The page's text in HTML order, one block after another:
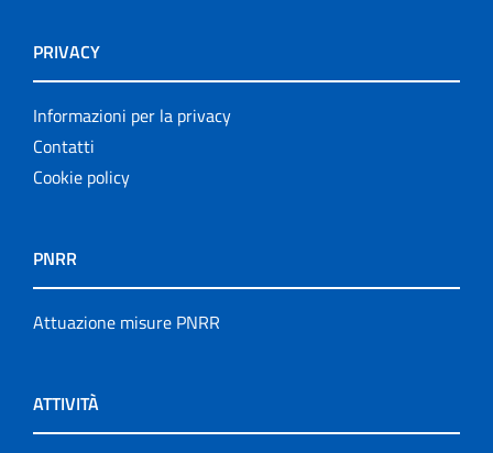
PRIVACY
Informazioni per la privacy
Contatti
Cookie policy
PNRR
Attuazione misure PNRR
ATTIVITÀ